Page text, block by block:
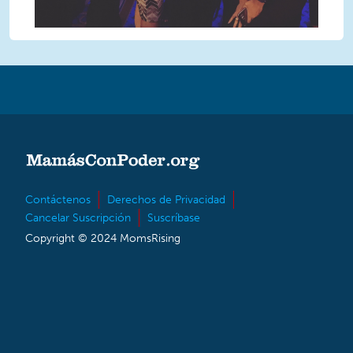
Contáctenos
Derechos de Privacidad
Cancelar Suscripción
Suscríbase
Copyright © 2024 MomsRising